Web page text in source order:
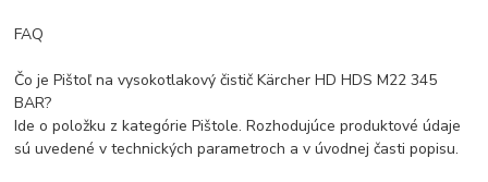
FAQ
Čo je Pištoľ na vysokotlakový čistič Kärcher HD HDS M22 345
BAR?
Ide o položku z kategórie Pištole. Rozhodujúce produktové údaje
sú uvedené v technických parametroch a v úvodnej časti popisu.